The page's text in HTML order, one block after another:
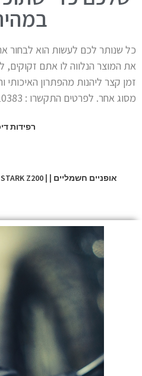
כל שנותר לכם לעשות הוא לבחור
את המוצר הנלווה לו אתם
זמן קצר ליהנות מהפתרון האיכותי
מסוג אחר. לפרטים התקשרו : 077-5410383
רפידות
אופניים חשמליים | | STARK Z200